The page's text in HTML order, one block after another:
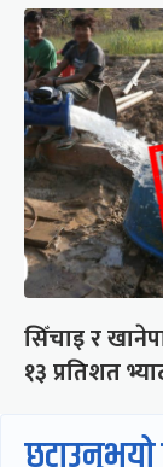
सिँचाइ र
१३ प्रतिशत